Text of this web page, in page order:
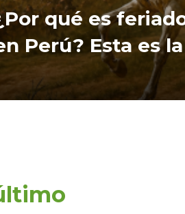
qué es
Perú? Esta es